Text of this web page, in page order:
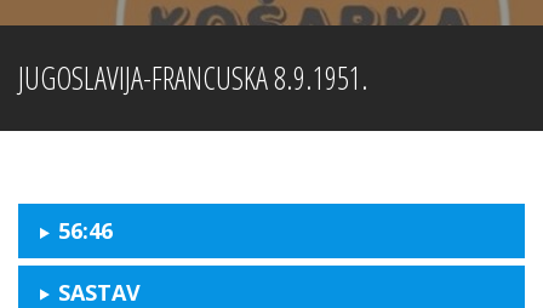
JUGOSLAVIJA-FRANCUSKA 8.9.1951.
56:46
SASTAV